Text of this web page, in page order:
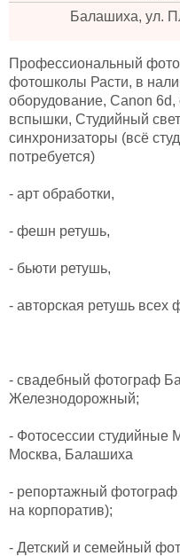
Балашиха, ул.
Профессиональный
фотошколы Расти, в
оборудование, Canon
вспышки, Студийный
синхронизаторы (всё
потребуется)
- арт обработки,
- фешн ретушь,
- бьюти ретушь,
- авторская ретушь всех
- свадебный фотограф
Железнодорожный;
- Фотосессии студийные
Москва, Балашиха
- репортажный
на корпоратив);
- Детский и семейный